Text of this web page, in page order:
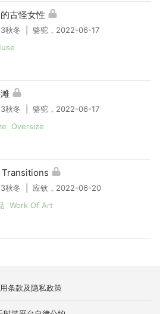
古怪女性
秋冬 | 骆驼，2022-06-17
秋冬 | 骆驼，2022-06-17
Oversize
秋冬 | 应钦，2022-06-20
Work Of Art
条款及隐私政策